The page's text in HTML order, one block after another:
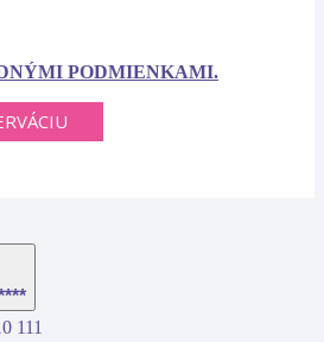
PODMIENKAMI.
111